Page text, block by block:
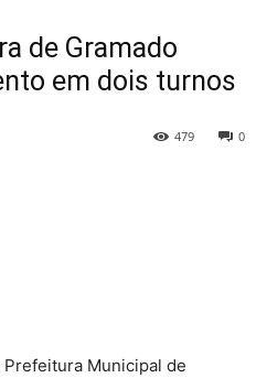
de Gramado
em dois turnos
0
479
Municipal de